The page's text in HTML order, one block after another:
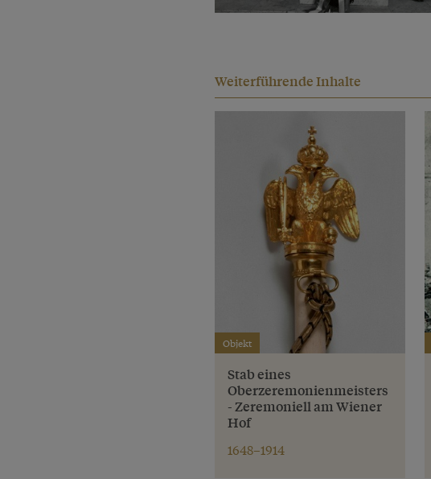
Weiterführende Inhalte
Objekt
Stab eines
Oberzeremonienmeisters
- Zeremoniell am Wiener
Hof
1648–1914